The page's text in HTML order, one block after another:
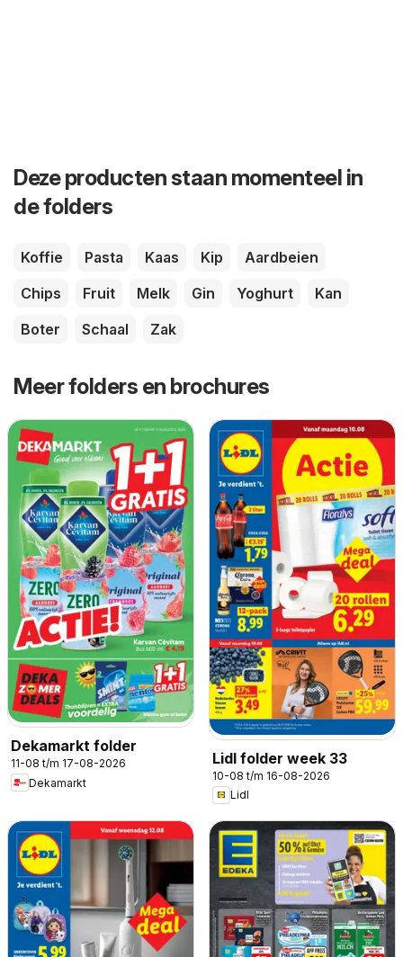
Deze producten staan momenteel in
de folders
Koffie Pasta Kaas Kip
Aardbeien
Chips
Fruit Melk Gin Yoghurt
Kan
Boter
Schaal Zak
Meer folders en brochures
Dekamarkt folder
11-08 t/m 17-08-2026
Dekamarkt
Lidl folder week 33
10-08 t/m 16-08-2026
Lidl